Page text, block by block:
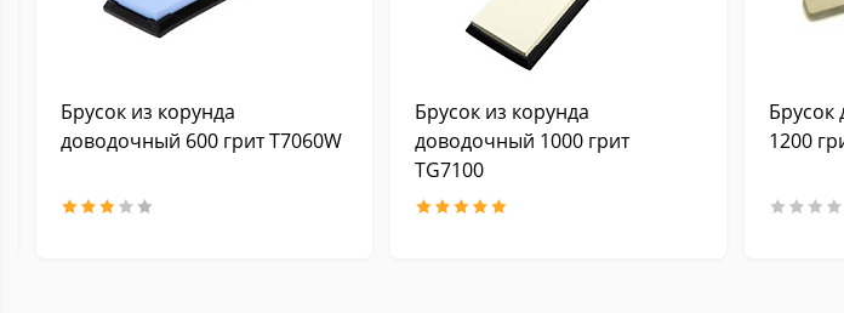
Брусок из корунда
доводочный 600 грит Т7060W
Брусок из корунда
доводочный 1000 грит
TG7100
Брусок
1200